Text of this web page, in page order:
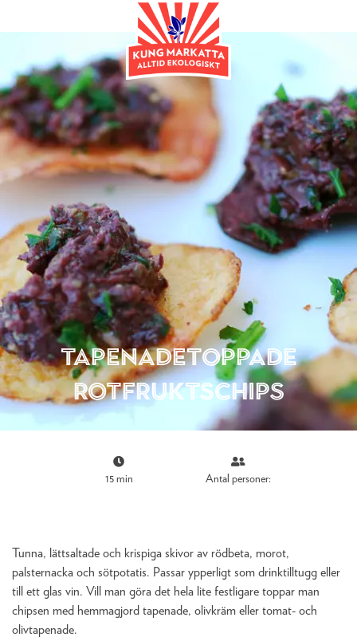
Tapenadetoppade
rotfruktschips
15 min Antal personer:
Tunna, lättsaltade och krispiga skivor av rödbeta, morot,
palsternacka och sötpotatis. Passar ypperligt som drinktilltugg eller
till ett glas vin. Vill man göra det hela lite festligare toppar man
chipsen med hemmagjord tapenade, olivkräm eller tomat- och
olivtapenade.